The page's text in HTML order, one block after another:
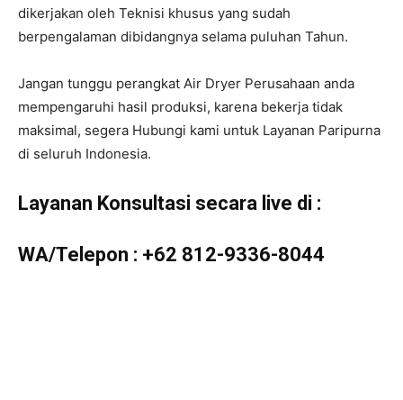
dikerjakan oleh Teknisi khusus yang sudah
berpengalaman dibidangnya selama puluhan Tahun.
Jangan tunggu perangkat Air Dryer Perusahaan anda
mempengaruhi hasil produksi, karena bekerja tidak
maksimal, segera Hubungi kami untuk Layanan Paripurna
di seluruh Indonesia.
Layanan Konsultasi secara live di :
WA/Telepon : +62 812-9336-8044